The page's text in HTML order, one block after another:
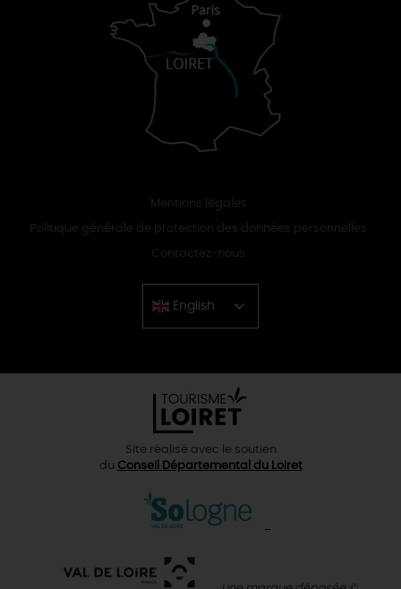
Mentions légales
Politique générale de protection des données personnelles
Contactez-nous
English
Chinese
Site réalisé avec le soutien
du Conseil Départemental du Loiret